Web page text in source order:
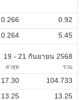
0.266
0.92
0.264 5.45
19 - 21 กันยายน 2568
ล่าสุด รวม
17.30
104.733
13.25 13.25